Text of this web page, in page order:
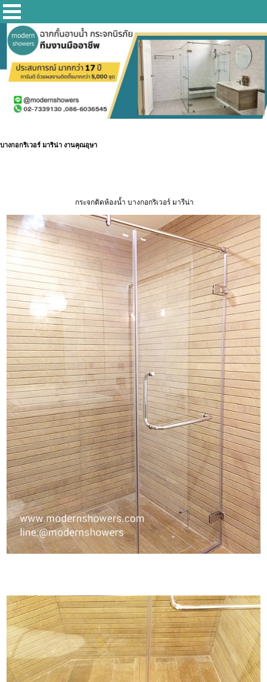
บางกอกริเวอร์ มาริน่า งานคุณอุษา
กระจกติดห้องน้ำ บางกอกริเวอร์ มารีน่า